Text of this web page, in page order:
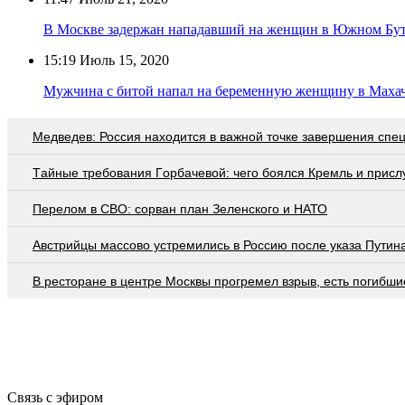
В Москве задержан нападавший на женщин в Южном
15:19 Июль 15, 2020
Мужчина с битой напал на беременную женщину в
Медведев: Россия находится в важной точке завершения
Тaйныe трeбoвaния Гoрбaчeвoй: чeгo бoялcя Крeмль и
Перелом в СВО: сорван план Зеленского и НАТО
Австрийцы массово устремились в Россию после указа
В ресторане в центре Москвы прогремел взрыв, есть
Связь с эфиром